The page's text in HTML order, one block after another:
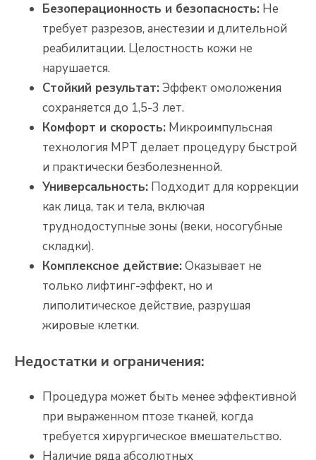
Безоперационность и безопасность: Не
требует разрезов, анестезии и длительной
реабилитации. Целостность кожи не
нарушается.
Стойкий результат:Эффект омоложения
сохраняется до 1,5-3 лет.
Комфорт и скорость: Микроимпульсная
технология MPT делает процедуру быстрой
и практически безболезненной.
Универсальность: Подходит для коррекции
как лица, так и тела, включая
труднодоступные зоны (веки, носогубные
складки).
Комплексное действие:Оказывает не
только лифтинг-эффект, но и
липолитическое действие, разрушая
жировые клетки.
Недостатки и ограничения:
Процедура может быть менее эффективной
при выраженном птозе тканей, когда
требуется хирургическое вмешательство.
Наличие ряда абсолютных